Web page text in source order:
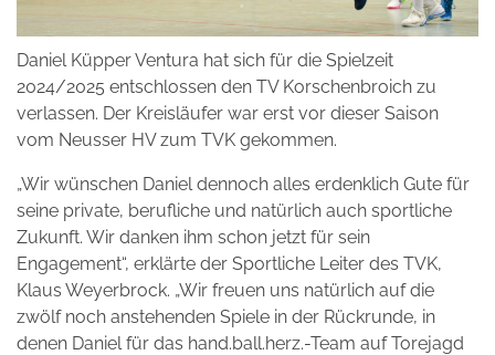
Daniel Küpper Ventura hat sich für die Spielzeit
2024/2025 entschlossen den TV Korschenbroich zu
verlassen. Der Kreisläufer war erst vor dieser Saison
vom Neusser HV zum TVK gekommen.
„Wir wünschen Daniel dennoch alles erdenklich Gute für
seine private, berufliche und natürlich auch sportliche
Zukunft. Wir danken ihm schon jetzt für sein
Engagement“, erklärte der Sportliche Leiter des TVK,
Klaus Weyerbrock. „Wir freuen uns natürlich auf die
zwölf noch anstehenden Spiele in der Rückrunde, in
denen Daniel für das hand.ball.herz.-Team auf Torejagd